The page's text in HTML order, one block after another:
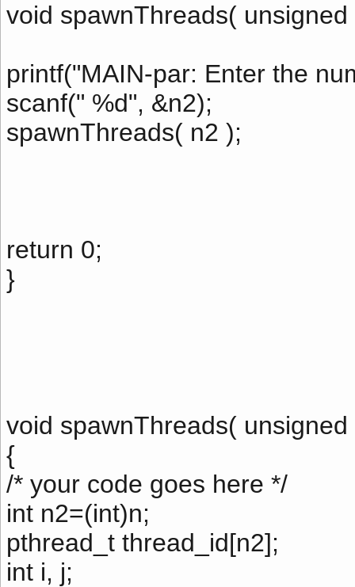
void spawnThreads( unsigned
printf("MAIN-par: Enter the
scanf(" %d", &n2);
spawnThreads( n2 );
return 0;
}
void spawnThreads( unsigned
{
/* your code goes here */
int n2=(int)n;
pthread_t thread_id[n2];
int i, j;